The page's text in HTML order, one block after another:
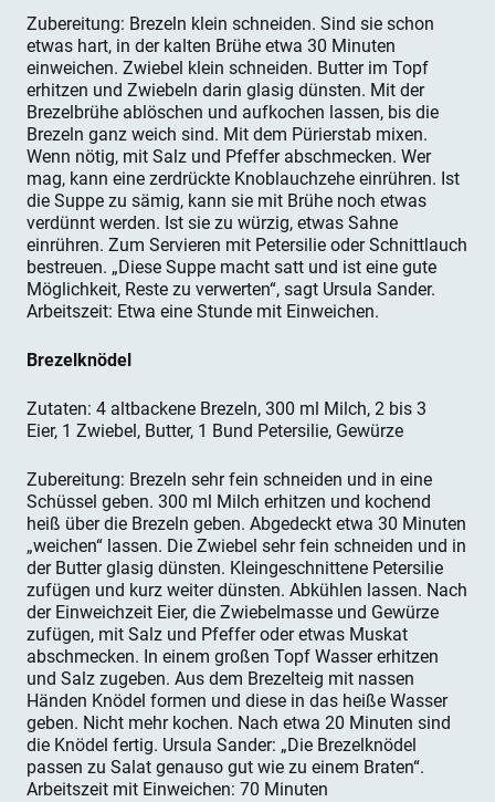
Zubereitung: Brezeln klein schneiden. Sind sie schon
etwas hart, in der kalten Brühe etwa 30 Minuten
einweichen. Zwiebel klein schneiden. Butter im Topf
erhitzen und Zwiebeln darin glasig dünsten. Mit der
Brezelbrühe ablöschen und aufkochen lassen, bis die
Brezeln ganz weich sind. Mit dem Pürierstab mixen.
Wenn nötig, mit Salz und Pfeffer abschmecken. Wer
mag, kann eine zerdrückte Knoblauchzehe einrühren. Ist
die Suppe zu sämig, kann sie mit Brühe noch etwas
verdünnt werden. Ist sie zu würzig, etwas Sahne
einrühren. Zum Servieren mit Petersilie oder Schnittlauch
bestreuen. „Diese Suppe macht satt und ist eine gute
Möglichkeit, Reste zu verwerten“, sagt Ursula Sander.
Arbeitszeit: Etwa eine Stunde mit Einweichen.
Brezelknödel
Zutaten: 4 altbackene Brezeln, 300 ml Milch, 2 bis 3
Eier, 1 Zwiebel, Butter, 1 Bund Petersilie, Gewürze
Zubereitung: Brezeln sehr fein schneiden und in eine
Schüssel geben. 300 ml Milch erhitzen und kochend
heiß über die Brezeln geben. Abgedeckt etwa 30 Minuten
„weichen“ lassen. Die Zwiebel sehr fein schneiden und in
der Butter glasig dünsten. Kleingeschnittene Petersilie
zufügen und kurz weiter dünsten. Abkühlen lassen. Nach
der Einweichzeit Eier, die Zwiebelmasse und Gewürze
zufügen, mit Salz und Pfeffer oder etwas Muskat
abschmecken. In einem großen Topf Wasser erhitzen
und Salz zugeben. Aus dem Brezelteig mit nassen
Händen Knödel formen und diese in das heiße Wasser
geben. Nicht mehr kochen. Nach etwa 20 Minuten sind
die Knödel fertig. Ursula Sander: „Die Brezelknödel
passen zu Salat genauso gut wie zu einem Braten“.
Arbeitszeit mit Einweichen: 70 Minuten